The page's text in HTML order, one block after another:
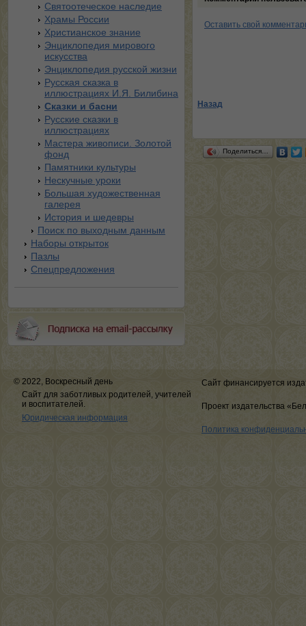
Святоотеческое наследие
Храмы России
Христианское знание
Энциклопедия мирового
искусства
Энциклопедия русской жизни
Русская сказка в
иллюстрациях И.Я. Билибина
Сказки и басни
Русские сказки в
иллюстрациях
Мастера живописи. Золотой
фонд
Памятники культуры
Нескучные уроки
Большая художественная
галерея
История и шедевры
Поиск по выходным данным
Наборы открыток
Пазлы
Спецпредложения
Оставить свой
Назад
Поделиться…
© 2022, Воскресный день
Сайт для заботливых родителей, учителей
и воспитателей.
Юридическая информация
Сайт финансируется
Проект издательства
Политика